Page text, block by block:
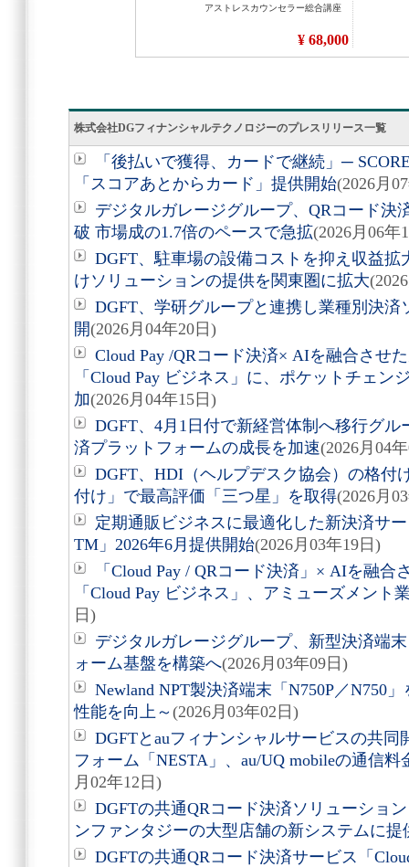
株式会社DGフィナンシャルテクノロジーのプレスリリース一覧
「後払いで獲得、カードで継続」─
「スコアあとからカード」提供開始(2026月
デジタルガレージグループ、QRコード決
破 市場成の1.7倍のペースで急拡(2026月06年
DGFT、駐車場の設備コストを抑え収益
けソリューションの提供を関東圏に拡大
DGFT、学研グループと連携し業種別決
開(2026月04年20日)
Cloud Pay /QRコード決済× AIを融合させ
「Cloud Pay ビジネス」に、ポケットチェ
加(2026月04年15日)
DGFT、4月1日付で新経営体制へ移行グ
済プラットフォームの成長を加速(2026月04
DGFT、HDI（ヘルプデスク協会）の格付
付け」で最高評価「三つ星」を取得(2026月
定期通販ビジネスに最適化した新決済サ
TM」2026年6月提供開始(2026月03年19日)
「Cloud Pay / QRコード決済」× AIを融
「Cloud Pay ビジネス」、アミューズメント
日)
デジタルガレージグループ、新型決済端
ォーム基盤を構築へ(2026月03年09日)
Newland NPT製決済端末「N750P／N750
性能を向上～ (2026月03年02日)
DGFTとauフィナンシャルサービスの共
フォーム「NESTA」、au/UQ mobileの通信
月02年12日)
DGFTの共通QRコード決済ソリューショ
ンファンタジーの大型店舗の新システムに提
DGFTの共通QRコード決済サービス「